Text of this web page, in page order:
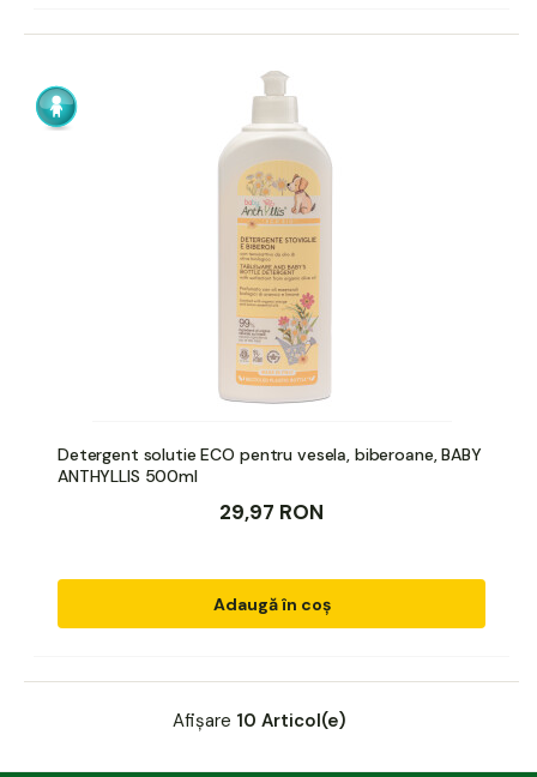
Detergent solutie ECO pentru vesela, biberoane, BABY
ANTHYLLIS 500ml
29,97 RON
Adaugă în coș
Afișare 10 Articol(e)